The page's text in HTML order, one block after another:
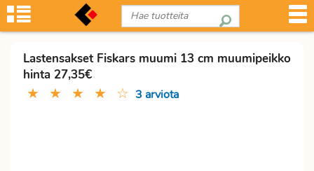
Lastensakset Fiskars muumi 13 cm muumipeikko
hinta 27,35€
★ ★ ★ ★ ☆ 3 arviota